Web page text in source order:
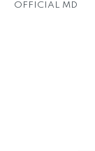
OFFICIAL MD